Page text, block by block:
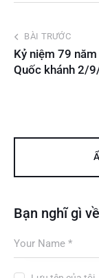
BÀI TRƯỚC
Kỷ niệm 79
Quốc khánh 2/
Bạn nghĩ gì